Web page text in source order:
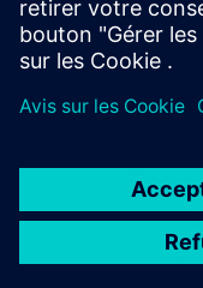
Contactez-nous à